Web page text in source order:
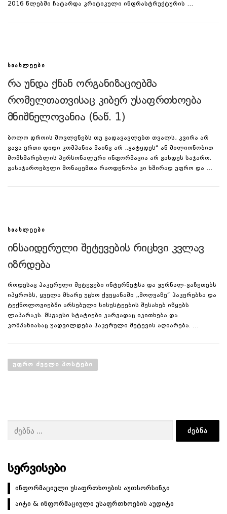
2016 წლებში ჩატარდა კრიტიკული ინფრასტრუქტურის …
ᲡᲘᲐᲮᲚᲔᲔᲑᲘ
რა უნდა ქნან ორგანიზაციებმა
რომელთათვისაც კიბერ უსაფრთხოება
მნიშნელოვანია (ნაწ. 1)
ბოლო დროის მოვლენებს თუ გადავავლებთ თვალს, კვირა არ
გავა ერთი დიდი კომპანია მაინც არ „გატყდეს“ ან მილიონობით
მომხმარებლის პერსონალური ინფორმაცია არ გახდეს საჯარო.
გასაჯაროებული მონაცემთა რაოდენობა კი ხშირად უფრო და …
ᲡᲘᲐᲮᲚᲔᲔᲑᲘ
ინსაიდერული შეტევების რიცხვი კვლავ
იზრდება
როდესაც ჰაკერული შეტევები ინტერნეტსა და ჟურნალ-გაზეთებს
იპყრობს, ყველა მხარე უცხო ქვეყანაში „მოღვაწე“ ჰაკერებსა და
ტექნოლოგიებში არსებული სისუსტეების შესახებ იწყებს
ლაპარაკს. მსგავსი სტატიები კარგადაც იკითხება და
კომპანიასაც უადვილდება ჰაკერული შეტევის აღიარება. …
ო
ა
ვ
ი
გ
ᲣᲤᲠᲝ ᲫᲕᲔᲚᲘ ᲞᲝᲡᲢᲔᲑᲘ
ᲡᲔᲠᲕᲘᲡᲔᲑᲘ
ინფორმაციული უსაფრთხოების აუთსორსინგი
აიტი & ინფორმაციული უსაფრთხოების აუდიტი